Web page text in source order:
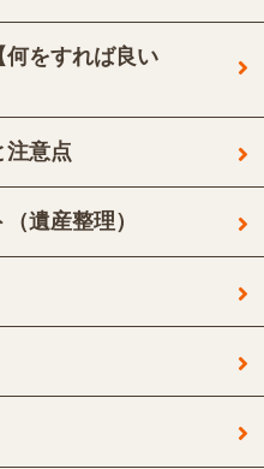
をすれば良い
注意点
遺産整理）